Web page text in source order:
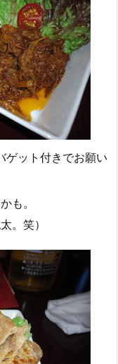
ゲット付きでお願い
も。
。笑）